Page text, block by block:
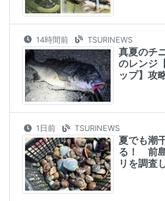
14時間前 TSURINEWS
真夏のチ
のレンジ
ップ】攻
1日前 TSURINEWS
夏でも潮
る！ 前
リを調査